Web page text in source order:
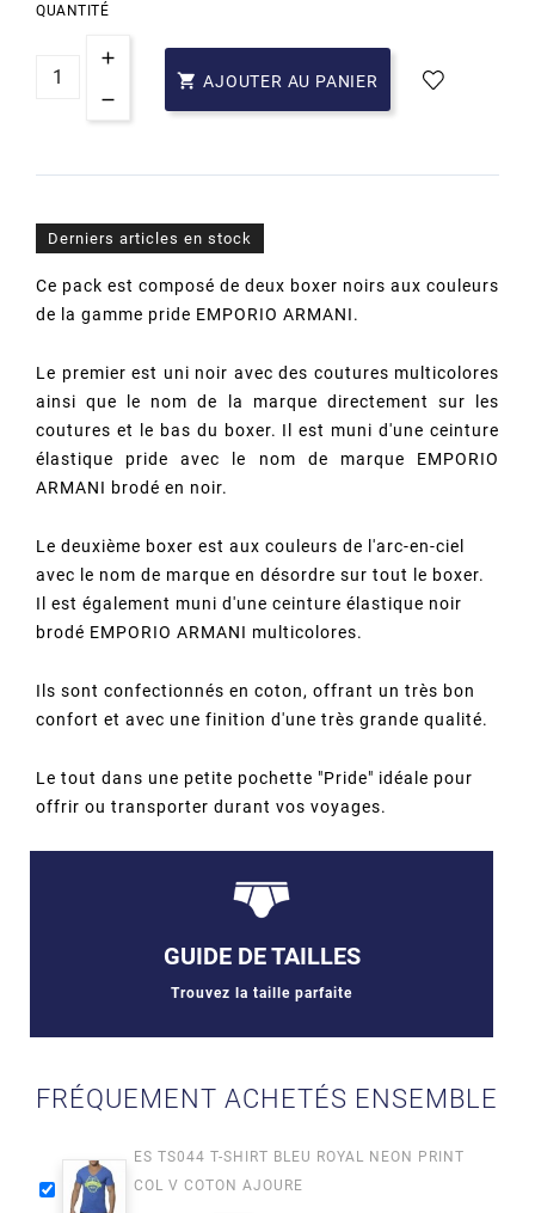
QUANTITÉ
 AJOUTER AU PANIER
Derniers articles en stock
Ce pack est composé de deux boxer noirs aux couleurs
de la gamme pride EMPORIO ARMANI.
Le premier est uni noir avec des coutures multicolores
ainsi que le nom de la marque directement sur les
coutures et le bas du boxer. Il est muni d'une ceinture
élastique pride avec le nom de marque EMPORIO
ARMANI brodé en noir.
Le deuxième boxer est aux couleurs de l'arc-en-ciel
avec le nom de marque en désordre sur tout le boxer.
Il est également muni d'une ceinture élastique noir
brodé EMPORIO ARMANI multicolores.
Ils sont confectionnés en coton, offrant un très bon
confort et avec une finition d'une très grande qualité.
Le tout dans une petite pochette "Pride" idéale pour
offrir ou transporter durant vos voyages.
GUIDE DE TAILLES
Trouvez la taille parfaite
FRÉQUEMENT ACHETÉS ENSEMBLE
ES TS044 T-SHIRT BLEU ROYAL NEON PRINT
COL V COTON AJOURE